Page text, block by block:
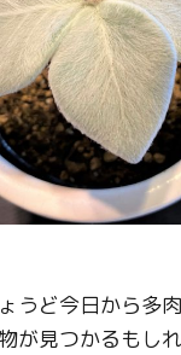
うど今日から多
が見つかるもしれ